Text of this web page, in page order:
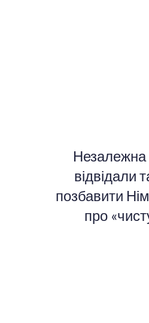
Незалежна
відвідали
позбавити
про